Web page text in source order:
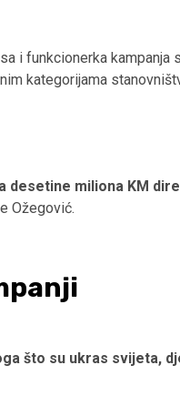
i funkcionerka kampanja
kategorijama
desetine miliona KM
Ožegović.
što su ukras svijeta,